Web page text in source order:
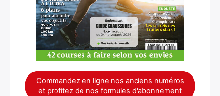
Commandez en ligne nos anciens numéros
et profitez de nos formules d'abonnement